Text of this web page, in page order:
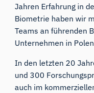
Jahren Erfahrung in
Biometrie haben wir
Teams an führenden
Unternehmen in
In den letzten 20
und 300
auch im